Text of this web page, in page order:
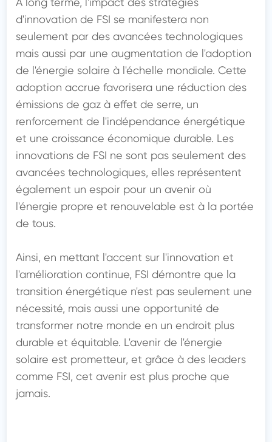
d'innovation de FSI se manifestera non
seulement par des avancées technologiques
mais aussi par une augmentation de l'adoption
de l'énergie solaire à l'échelle mondiale. Cette
adoption accrue favorisera une réduction des
émissions de gaz à effet de serre, un
renforcement de l'indépendance énergétique
et une croissance économique durable. Les
innovations de FSI ne sont pas seulement des
avancées technologiques, elles représentent
également un espoir pour un avenir où
l'énergie propre et renouvelable est à la portée
de tous.
Ainsi, en mettant l'accent sur l'innovation et
l'amélioration continue, FSI démontre que la
transition énergétique n'est pas seulement une
nécessité, mais aussi une opportunité de
transformer notre monde en un endroit plus
durable et équitable. L'avenir de l'énergie
solaire est prometteur, et grâce à des leaders
comme FSI, cet avenir est plus proche que
jamais.